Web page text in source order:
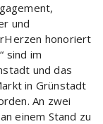
und
honoriert
sind im
und das
in Grünstadt
An zwei
einem Stand zu